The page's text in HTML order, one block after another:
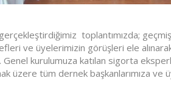
toplantımızda;
ve üyelerimizin görüşleri ele
kurulumuza katılan sigorta
üzere tüm dernek başkanlarımıza ve